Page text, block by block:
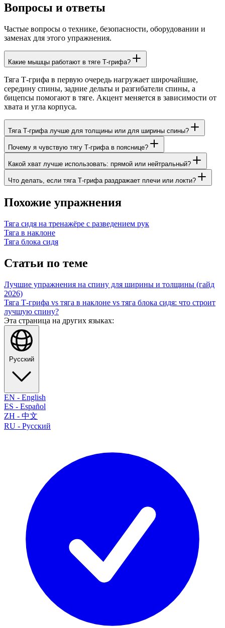
Вопросы и ответы
Частые вопросы о технике, безопасности, оборудовании и
заменах для этого упражнения.
Какие мышцы работают в тяге Т-грифа?
Тяга Т-грифа в первую очередь нагружает широчайшие,
середину спины, задние дельты и разгибатели спины, а
бицепсы помогают в тяге. Акцент меняется в зависимости от
хвата и угла корпуса.
Тяга Т-грифа лучше для толщины или для ширины спины?
Почему я чувствую тягу Т-грифа в пояснице?
Какой хват лучше использовать: прямой или нейтральный?
Что делать, если тяга Т-грифа раздражает плечи или локти?
Похожие упражнения
Тяга сидя на тренажёре с разведением рук
Тяга в наклоне
Тяга блока сидя
Статьи по теме
Лучшие упражнения на спину для ширины и толщины (гайд
2026)
Тяга Т-грифа vs тяга в наклоне vs тяга блока сидя: что строит
лучшую спину?
Эта страница на других языках:
Русский
EN - English
ES - Español
ZH - 中文
RU - Русский